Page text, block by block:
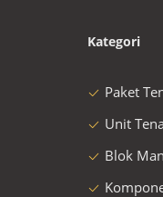
Kategori
Paket
Unit
Blok